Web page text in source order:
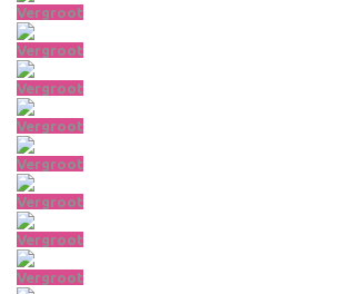
Vergroot
Vergroot
Vergroot
Vergroot
Vergroot
Vergroot
Vergroot
Vergroot